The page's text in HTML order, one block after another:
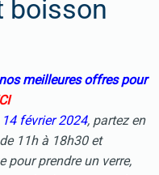
boisson
meilleures offres pour
février 2024, partez en
11h à 18h30 et
pour prendre un verre,